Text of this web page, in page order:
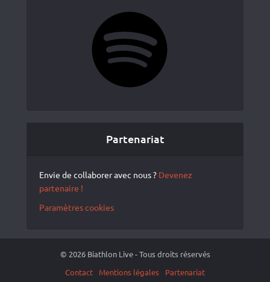
Partenariat
Envie de collaborer avec nous ? Devenez
partenaire !
Paramètres cookies
© 2026 Biathlon Live - Tous droits réservés
Contact
Mentions légales Partenariat